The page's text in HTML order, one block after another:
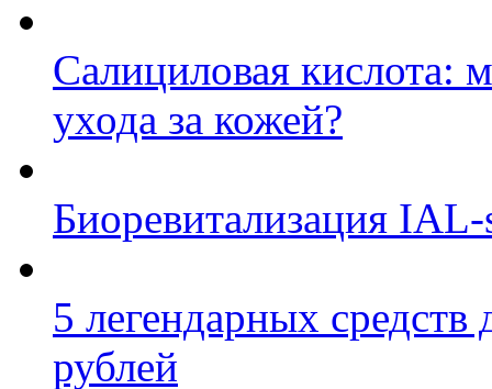
Салициловая кислота:
ухода за кожей?
Биоревитализация
5 легендарных
рублей